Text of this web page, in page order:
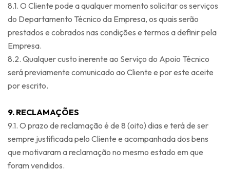
8.1. O Cliente pode a qualquer momento solicitar os serviços
do Departamento Técnico da Empresa, os quais serão
prestados e cobrados nas condições e termos a definir pela
Empresa.
8.2. Qualquer custo inerente ao Serviço do Apoio Técnico
será previamente comunicado ao Cliente e por este aceite
por escrito.
9. RECLAMAÇÕES
9.1. O prazo de reclamação é de 8 (oito) dias e terá de ser
sempre justificada pelo Cliente e acompanhada dos bens
que motivaram a reclamação no mesmo estado em que
foram vendidos.